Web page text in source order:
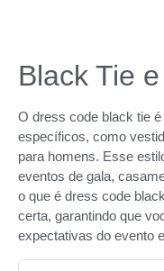
Black Tie
O dress code black tie
específicos, como
para homens. Esse
eventos de gala,
o que é dress code
certa, garantindo que
expectativas do evento